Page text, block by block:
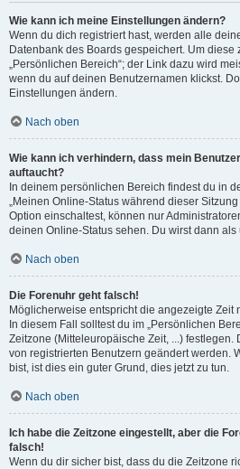
Wie kann ich meine Einstellungen ändern?
Wenn du dich registriert hast, werden alle
Datenbank des Boards gespeichert. Um diese
„Persönlichen Bereich“; der Link dazu wird
wenn du auf deinen Benutzernamen klickst.
Einstellungen ändern.
Nach oben
Wie kann ich verhindern, dass mein
auftaucht?
In deinem persönlichen Bereich findest du in
„Meinen Online-Status während dieser
Option einschaltest, können nur
deinen Online-Status sehen. Du wirst dann
Nach oben
Die Forenuhr geht falsch!
Möglicherweise entspricht die angezeigte Zeit
In diesem Fall solltest du im „Persönlichen
Zeitzone (Mitteleuropäische Zeit, ...)
von registrierten Benutzern geändert werden.
bist, ist dies ein guter Grund, dies jetzt zu tun.
Nach oben
Ich habe die Zeitzone eingestellt, aber die
falsch!
Wenn du dir sicher bist, dass du die Zeitzone